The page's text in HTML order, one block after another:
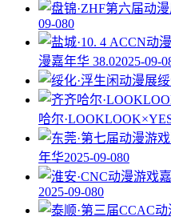
09-080
漫嘉年华 38.02025-09-
哈尔
年华2025-09-080
2025-09-080